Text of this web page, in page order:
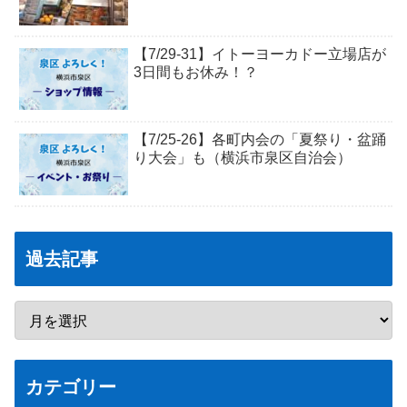
【7/29-31】イトーヨーカドー立場店が
3日間もお休み！？
【7/25-26】各町内会の「夏祭り・盆踊
り大会」も（横浜市泉区自治会）
過去記事
カテゴリー